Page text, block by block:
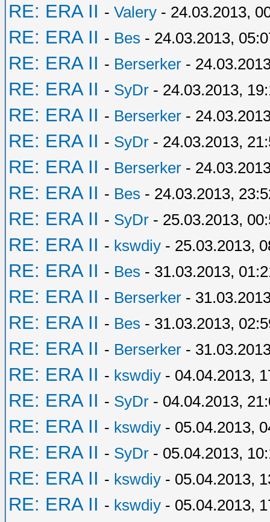
RE: ERA II - Valery - 24.03.2013,
RE: ERA II - Bes - 24.03.2013,
RE: ERA II - Berserker -
RE: ERA II - SyDr - 24.03.2013,
RE: ERA II - Berserker -
RE: ERA II - SyDr - 24.03.2013,
RE: ERA II - Berserker -
RE: ERA II - Bes - 24.03.2013,
RE: ERA II - SyDr - 25.03.2013,
RE: ERA II - kswdiy - 25.03.2013,
RE: ERA II - Bes - 31.03.2013,
RE: ERA II - Berserker -
RE: ERA II - Bes - 31.03.2013,
RE: ERA II - Berserker -
RE: ERA II - kswdiy - 04.04.2013,
RE: ERA II - SyDr - 04.04.2013,
RE: ERA II - kswdiy - 05.04.2013,
RE: ERA II - SyDr - 05.04.2013,
RE: ERA II - kswdiy - 05.04.2013,
RE: ERA II - kswdiy - 05.04.2013,